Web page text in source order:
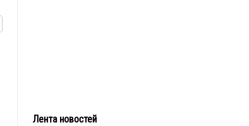
Лента новостей